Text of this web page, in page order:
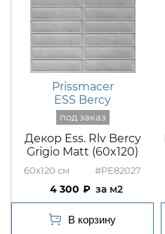
Prissmacer
ESS Bercy
Декор Ess. Rlv Bercy
Grigio Matt (60x120)
60x120 #PE82027
4 300 м2